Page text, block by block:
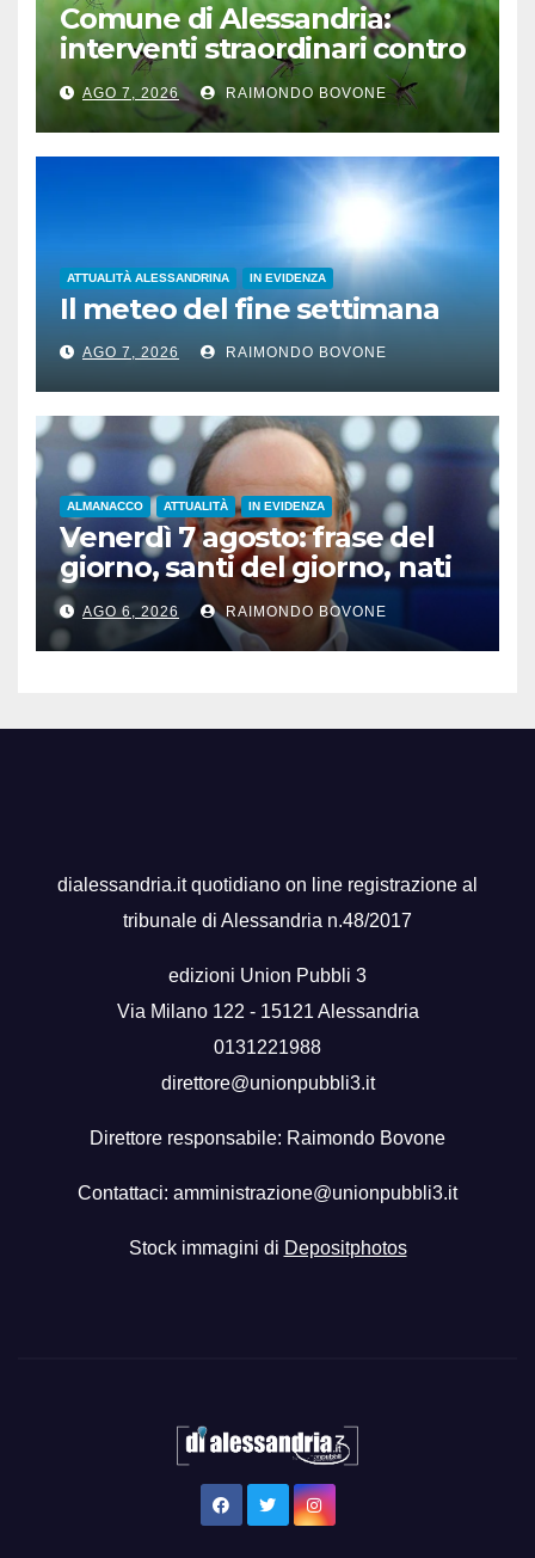
Comune di Alessandria:
interventi straordinari contro
le zanzare
AGO 7, 2026 RAIMONDO BOVONE
ATTUALITÀ ALESSANDRINA IN EVIDENZA
Il meteo del fine settimana
AGO 7, 2026 RAIMONDO BOVONE
ALMANACCO ATTUALITÀ IN EVIDENZA
Venerdì 7 agosto: frase del
giorno, santi del giorno, nati
famosi, accadde oggi
AGO 6, 2026 RAIMONDO BOVONE
dialessandria.it quotidiano on line registrazione al
tribunale di Alessandria n.48/2017
edizioni Union Pubbli 3
Via Milano 122 - 15121 Alessandria
0131221988
direttore@unionpubbli3.it
Direttore responsabile: Raimondo Bovone
Contattaci: amministrazione@unionpubbli3.it
Stock immagini di Depositphotos